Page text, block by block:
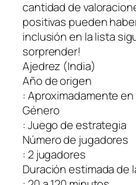
cantidad de
positivas pueden
inclusión en la lista
sorprender!
Ajedrez (India)
Año de origen
: Aproximadamente en
Género
: Juego de estrategia
Número de jugadores
: 2 jugadores
Duración estimada de